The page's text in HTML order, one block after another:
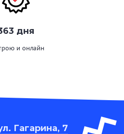
дня
и онлайн
Гагарина, 7